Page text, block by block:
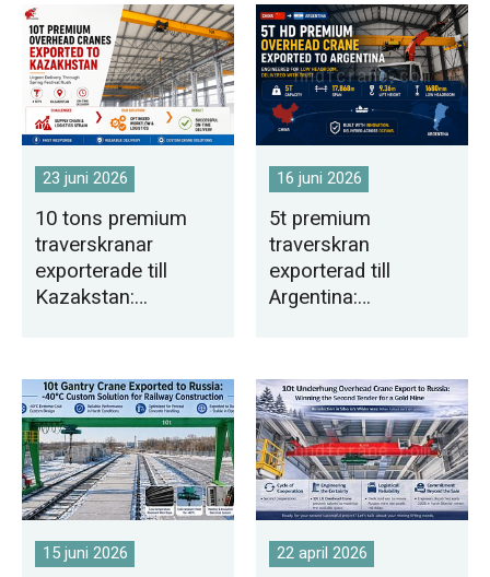
23 juni 2026
10 tons premium
traverskranar
exporterade till
Kazakstan:
vårfestivalrusningen
16 juni 2026
5t premium
traverskran
exporterad till
Argentina:
låg takhöjd
15 juni 2026 22 april 2026
Dansk
Norsk
O‘zbekcha